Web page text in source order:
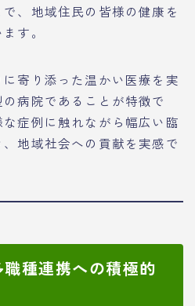
、地域住民の皆様の健康を
す。
寄り添った温かい医療を実
病院であることが特徴で
症例に触れながら幅広い臨
地域社会への貢献を実感で
種連携への積極的